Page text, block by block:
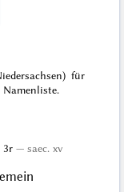
für
Namenliste.
3r saec. xv